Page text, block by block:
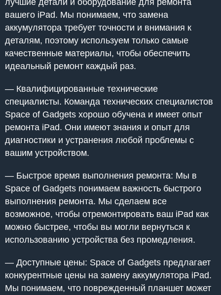
вашего iPad. Мы понимаем, что замена
аккумулятора требует точности и внимания к
деталям, поэтому используем только самые
качественные материалы, чтобы обеспечить
идеальный ремонт каждый раз.
— Квалифицированные технические
специалисты. Команда технических специалистов
Space of Gadgets хорошо обучена и имеет опыт
ремонта iPad. Они имеют знания и опыт для
диагностики и устранения любой проблемы с
вашим устройством.
— Быстрое время выполнения ремонта: Мы в
Space of Gadgets понимаем важность быстрого
выполнения ремонта. Мы сделаем все
возможное, чтобы отремонтировать ваш iPad как
можно быстрее, чтобы вы могли вернуться к
использованию устройства без промедления.
— Доступные цены: Space of Gadgets предлагает
конкурентные цены на замену аккумулятора iPad.
Мы понимаем, что поврежденный планшет может